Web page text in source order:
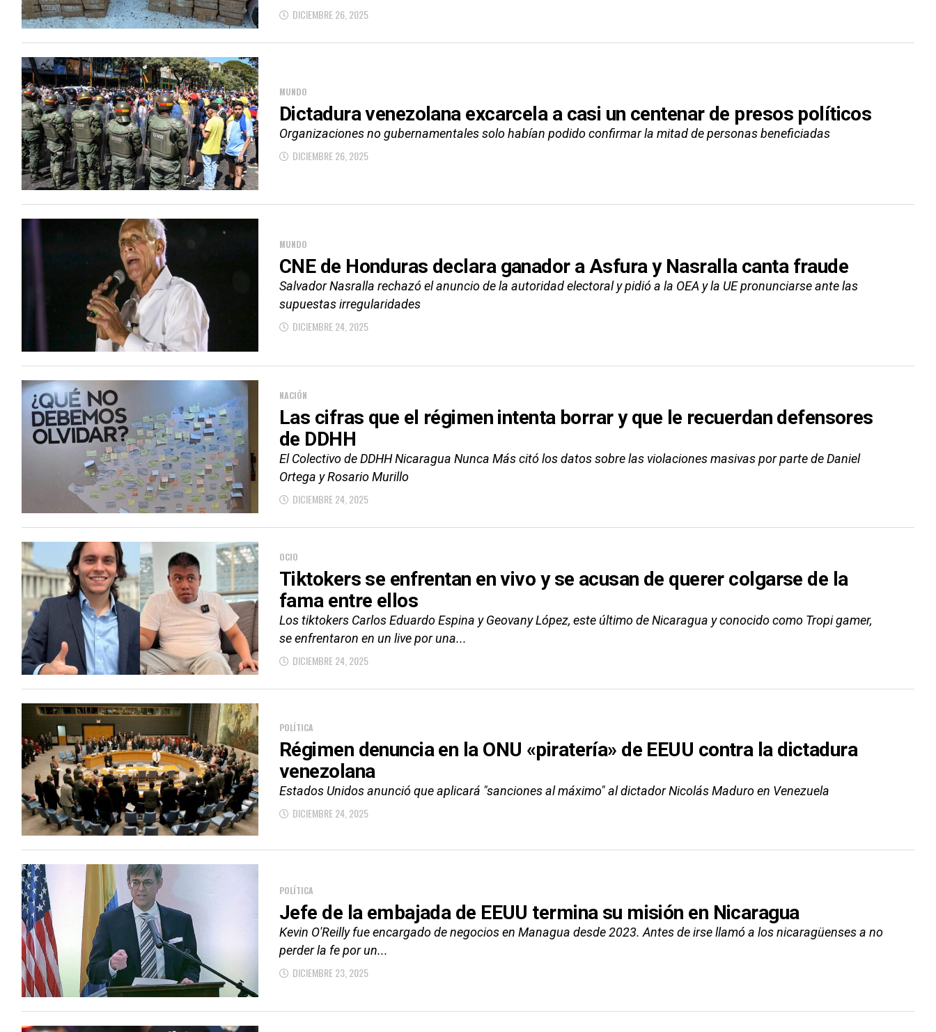
DICIEMBRE 26, 2025
MUNDO
Dictadura venezolana excarcela a casi un centenar de presos políticos
Organizaciones no gubernamentales solo habían podido confirmar la mitad de personas beneficiadas
DICIEMBRE 26, 2025
MUNDO
CNE de Honduras declara ganador a Asfura y Nasralla canta fraude
Salvador Nasralla rechazó el anuncio de la autoridad electoral y pidió a la OEA y la UE pronunciarse ante las
supuestas irregularidades
DICIEMBRE 24, 2025
NACIÓN
Las cifras que el régimen intenta borrar y que le recuerdan defensores
de DDHH
El Colectivo de DDHH Nicaragua Nunca Más citó los datos sobre las violaciones masivas por parte de Daniel
Ortega y Rosario Murillo
DICIEMBRE 24, 2025
OCIO
Tiktokers se enfrentan en vivo y se acusan de querer colgarse de la
fama entre ellos
Los tiktokers Carlos Eduardo Espina y Geovany López, este último de Nicaragua y conocido como Tropi gamer,
se enfrentaron en un live por una...
DICIEMBRE 24, 2025
POLÍTICA
Régimen denuncia en la ONU «piratería» de EEUU contra la dictadura
venezolana
Estados Unidos anunció que aplicará "sanciones al máximo" al dictador Nicolás Maduro en Venezuela
DICIEMBRE 24, 2025
POLÍTICA
Jefe de la embajada de EEUU termina su misión en Nicaragua
Kevin O'Reilly fue encargado de negocios en Managua desde 2023. Antes de irse llamó a los nicaragüenses a no
perder la fe por un...
DICIEMBRE 23, 2025